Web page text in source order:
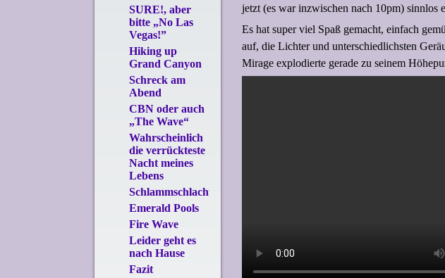
SURE!, aber
bitte „No Las
Vegas!”
Hiking up
Grand Canyon
Schreck am
Abend
CBN oder auch
„The Wave“
Wahrscheinlich
die verrückteste
Nacht meines
Lebens
Schlammschlacht
Emerald Pools
Fire Wave
Leider geht es
nach Hause
Fazit
jetzt (es war inzwischen nach 10pm) sinnlos
Es hat super viel Spaß gemacht, einfach
auf, die Lichter und unterschiedlichsten
Mirage explodierte gerade zu seinem